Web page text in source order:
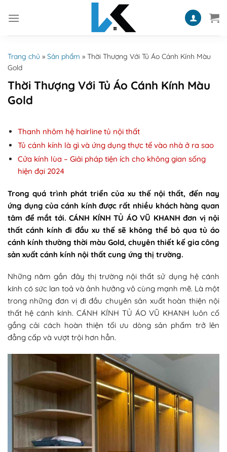
Trang chủ » Sản phẩm » Thời Thượng Với Tủ Áo Cánh Kính Màu
Gold
Thời Thượng Với Tủ Áo Cánh Kính Màu
Gold
Thanh nhôm hệ hairline tủ nội thất
Tủ cánh kính là gì và ứng dụng thực tế vào nhà ở ra sao
Cửa kính lùa – Giải pháp tiện ích cho không gian sống
hiện đại 2024
Trong quá trình phát triển của xu thế nội thất, đến nay
ứng dụng của cánh kính được rất nhiều khách hàng quan
tâm để mắt tới. CÁNH KÍNH TỦ ÁO VŨ KHANH đơn vị nội
thất cánh kính đi đầu xu thế sẽ không thể bỏ qua tủ áo
cánh kính thường thời màu Gold, chuyên thiết kế gia công
sản xuất cánh kính nội thất cung ứng thị trường.
Những năm gần đây thị trường nội thất sử dụng hệ cánh
kính có sức lan toả và ảnh hưởng vô cùng mạnh mẽ. Là một
trong những đơn vị đi đầu chuyên sản xuất hoàn thiện nội
thất hệ cánh kính. CÁNH KÍNH TỦ ÁO VŨ KHANH luôn cố
gắng cải cách hoàn thiện tối ưu dòng sản phẩm trở lên
đẳng cấp và vượt trội hơn hẳn.